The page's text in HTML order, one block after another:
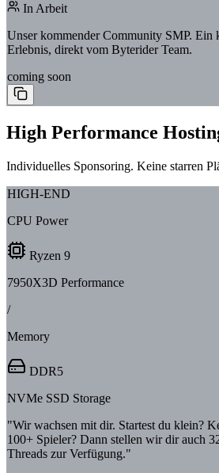
In Arbeit
Unser kommender Community SMP. Ein
Erlebnis, direkt vom Byterider Team.
coming soon
High Performance
Individuelles Sponsoring. Keine starren
HIGH-END
CPU Power
Ryzen 9
7950X3D Performance
/
Memory
DDR5
NVMe SSD Storage
"Wir wachsen mit dir. Startest du klein?
100+ Spieler? Dann stellen wir dir auch
Threads zur Verfügung."